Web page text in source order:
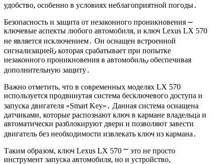
удобство, особенно в условиях неблагоприятной погоды․
Безопасность и защита от незаконного проникновения ⎼
ключевые аспекты любого автомобиля, и ключ Lexus LX 570
не является исключением․ Он оснащен встроенной
сигнализацией٫ которая срабатывает при попытке
незаконного проникновения в автомобиль٫ обеспечивая
дополнительную защиту․
Важно отметить, что в современных моделях LX 570
используется продвинутая система бесключевого доступа и
запуска двигателя «Smart Key»․ Данная система оснащена
датчиками, которые распознают ключ в кармане владельца и
автоматически разблокируют двери и позволяют завести
двигатель без необходимости извлекать ключ из кармана․
Таким образом, ключ Lexus LX 570 ⎻ это не просто
инструмент запуска автомобиля, но и устройство,